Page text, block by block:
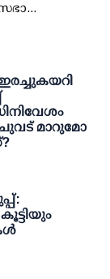
ചുവട് മാറുമോ